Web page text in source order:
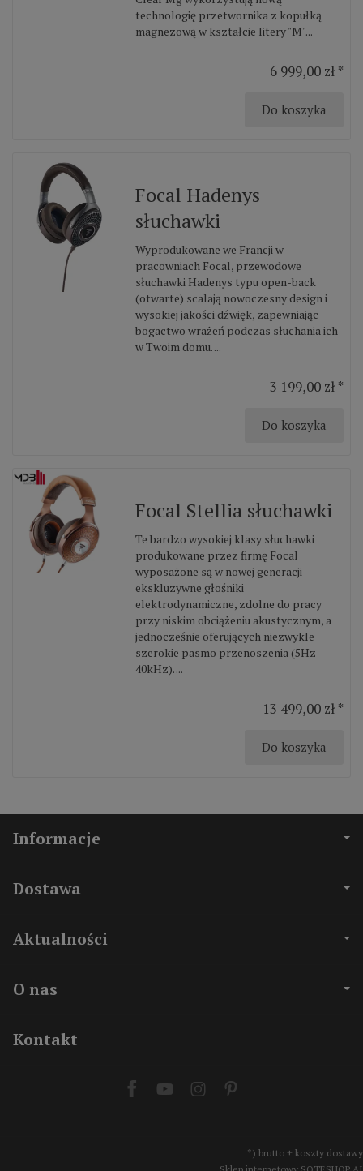
technologię przetwornika z kopułką
magnezową w kształcie litery "M"...
6 999,00 zł *
Do koszyka
Focal Hadenys
słuchawki
Wyprodukowane we Francji w
pracowniach Focal, przewodowe
słuchawki Hadenys typu open-back
(otwarte) scalają nowoczesny design i
wysokiej jakości dźwięk, zapewniając
bogactwo wrażeń podczas słuchania ich
w Twoim domu. ...
3 199,00 zł *
Do koszyka
Focal Stellia słuchawki
Te bardzo wysokiej klasy słuchawki
produkowane przez firmę Focal
wyposażone są w nowej generacji
ekskluzywne głośniki
elektrodynamiczne, zdolne do pracy
przy niskim obciążeniu akustycznym, a
jednocześnie oferujących niezwykle
szerokie pasmo przenoszenia (5Hz -
40kHz). ...
13 499,00 zł *
Do koszyka
Informacje
Dostawa
Aktualności
O nas
Kontakt
*) brutto + koszty dostawy